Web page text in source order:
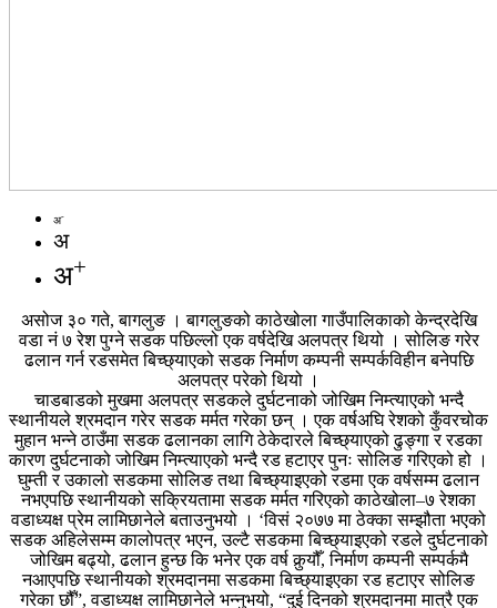
अ-
अ
अ+
असोज ३० गते, बागलुङ । बागलुङको काठेखोला गाउँपालिकाको केन्द्रदेखि
वडा नं ७ रेश पुग्ने सडक पछिल्लो एक वर्षदेखि अलपत्र थियो । सोलिङ गरेर
ढलान गर्न रडसमेत बिच्छ्याएको सडक निर्माण कम्पनी सम्पर्कविहीन बनेपछि
अलपत्र परेको थियो ।
चाडबाडको मुखमा अलपत्र सडकले दुर्घटनाको जोखिम निम्त्याएको भन्दै
स्थानीयले श्रमदान गरेर सडक मर्मत गरेका छन् । एक वर्षअघि रेशको कुँवरचोक
मुहान भन्ने ठाउँमा सडक ढलानका लागि ठेकेदारले बिच्छ्याएको ढुङ्गा र रडका
कारण दुर्घटनाको जोखिम निम्त्याएको भन्दै रड हटाएर पुनः सोलिङ गरिएको हो ।
घुम्ती र उकालो सडकमा सोलिङ तथा बिच्छ्याइएको रडमा एक वर्षसम्म ढलान
नभएपछि स्थानीयको सक्रियतामा सडक मर्मत गरिएको काठेखोला–७ रेशका
वडाध्यक्ष प्रेम लामिछानेले बताउनुभयो । ‘विसं २०७७ मा ठेक्का सम्झौता भएको
सडक अहिलेसम्म कालोपत्र भएन, उल्टै सडकमा बिच्छ्याइएको रडले दुर्घटनाको
जोखिम बढ्यो, ढलान हुन्छ कि भनेर एक वर्ष कुर्‍यौँ, निर्माण कम्पनी सम्पर्कमै
नआएपछि स्थानीयको श्रमदानमा सडकमा बिच्छ्याइएका रड हटाएर सोलिङ
गरेका छौँ”, वडाध्यक्ष लामिछानेले भन्नुभयो, “दुई दिनको श्रमदानमा मात्रै एक